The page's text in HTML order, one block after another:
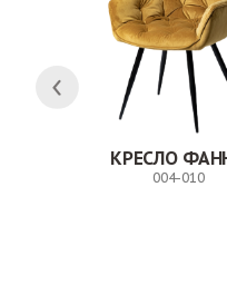
КРЕСЛО
004-010